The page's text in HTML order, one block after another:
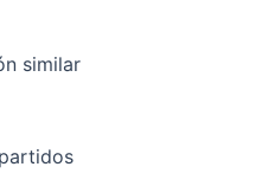
similar